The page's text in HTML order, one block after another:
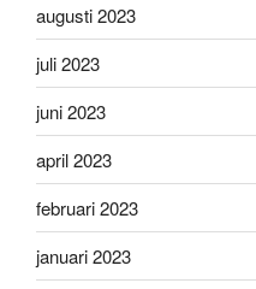
augusti 2023
juli 2023
juni 2023
april 2023
februari 2023
januari 2023